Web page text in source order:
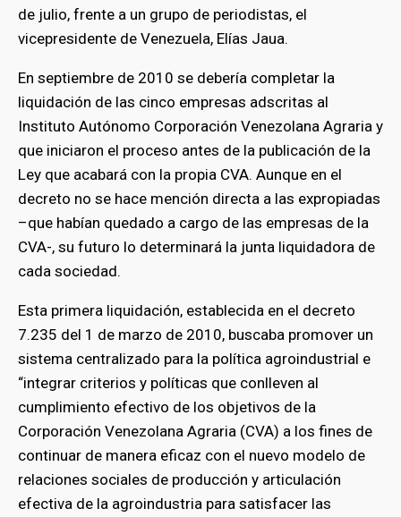
de julio, frente a un grupo de periodistas, el
vicepresidente de Venezuela, Elías Jaua.
En septiembre de 2010 se debería completar la
liquidación de las cinco empresas adscritas al
Instituto Autónomo Corporación Venezolana Agraria y
que iniciaron el proceso antes de la publicación de la
Ley que acabará con la propia CVA. Aunque en el
decreto no se hace mención directa a las expropiadas
–que habían quedado a cargo de las empresas de la
CVA-, su futuro lo determinará la junta liquidadora de
cada sociedad.
Esta primera liquidación, establecida en el decreto
7.235 del 1 de marzo de 2010, buscaba promover un
sistema centralizado para la política agroindustrial e
“integrar criterios y políticas que conlleven al
cumplimiento efectivo de los objetivos de la
Corporación Venezolana Agraria (CVA) a los fines de
continuar de manera eficaz con el nuevo modelo de
relaciones sociales de producción y articulación
efectiva de la agroindustria para satisfacer las